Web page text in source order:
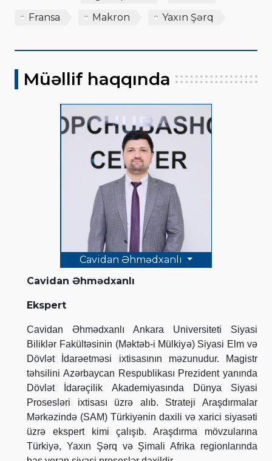
Fransa
Makron Yaxın Şərq
Müəllif haqqında
Cavidan Əhmədxanlı
Cavidan Əhmədxanlı
Ekspert
Cavidan Əhmədxanlı Ankara Universiteti Siyasi
Biliklər Fakültəsinin (Məktəb-i Mülkiyə) Siyasi Elm və
Dövlət İdarəetməsi ixtisasının məzunudur. Magistr
təhsilini Azərbaycan Respublikası Prezident yanında
Dövlət İdarəçilik Akademiyasında Dünya Siyasi
Prosesləri ixtisası üzrə alıb. Strateji Araşdırmalar
Mərkəzində (SAM) Türkiyənin daxili və xarici siyasəti
üzrə ekspert kimi çalışıb. Araşdırma mövzularına
Türkiyə, Yaxın Şərq və Şimali Afrika regionlarında